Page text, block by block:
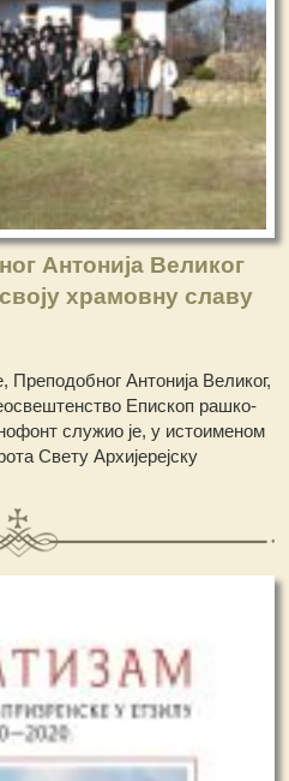
Антонија Великог
храмовну славу
Антонија Великог,
Епископ рашко-
служио је, у истоименом
Свету Архијерејску